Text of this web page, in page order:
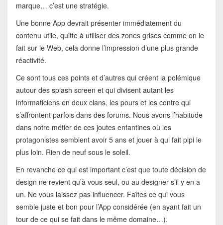
marque… c’est une stratégie.
Une bonne App devrait présenter immédiatement du
contenu utile, quitte à utiliser des zones grises comme on le
fait sur le Web, cela donne l’impression d’une plus grande
réactivité.
Ce sont tous ces points et d’autres qui créent la polémique
autour des splash screen et qui divisent autant les
informaticiens en deux clans, les pours et les contre qui
s’affrontent parfois dans des forums. Nous avons l’habitude
dans notre métier de ces joutes enfantines où les
protagonistes semblent avoir 5 ans et jouer à qui fait pipi le
plus loin. Rien de neuf sous le soleil.
En revanche ce qui est important c’est que toute décision de
design ne revient qu’à vous seul, ou au designer s’il y en a
un. Ne vous laissez pas influencer. Faîtes ce qui vous
semble juste et bon pour l’App considérée (en ayant fait un
tour de ce qui se fait dans le même domaine…).